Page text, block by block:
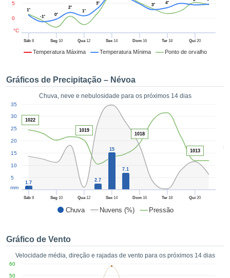
forma
digital
fornecer-
de alta
sem
botão
a
o
no
como
ACEITAR
CONTINUAR
CONFIGURAÇÕES
Temperatura Máxima Temperatura Mínima Ponto de orvalho
Sáb8 Seg10 Qua12 Sex 14 Dom16 Ter 18 Qui 20
0
5
°C
1°
-1°
0°
2°
1°
3°
3°
4°
Gráficos de Precipitação – Névoa
Chuva, neve e nebulosidade para os próximos 14 dias
Chuva Nuvens (%) Pressão
50
Sáb8 Seg10 Qua12 Sex 14 Dom16 Ter 18 Qui 20
5
10
15
20
25
30
35
mm
1.7 2.7
15
7.1
1022
1019
1018
1013
Gráfico de Vento
Velocidade média, direção e rajadas de vento para os próximos 14 dias
50
60